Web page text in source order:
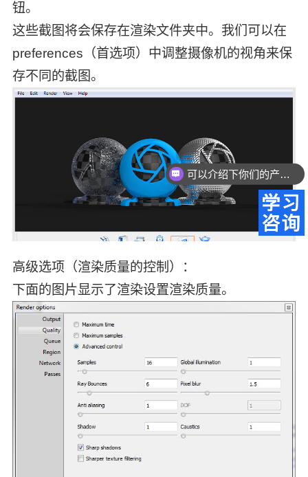
钮。
这些截图将会保存在渲染文件夹中。我们可以在
preferences（首选项）中调整摄像机的视角来保
存不同的截图。
高级选项（渲染质量的控制）：
下面的图片显示了渲染设置渲染质量。